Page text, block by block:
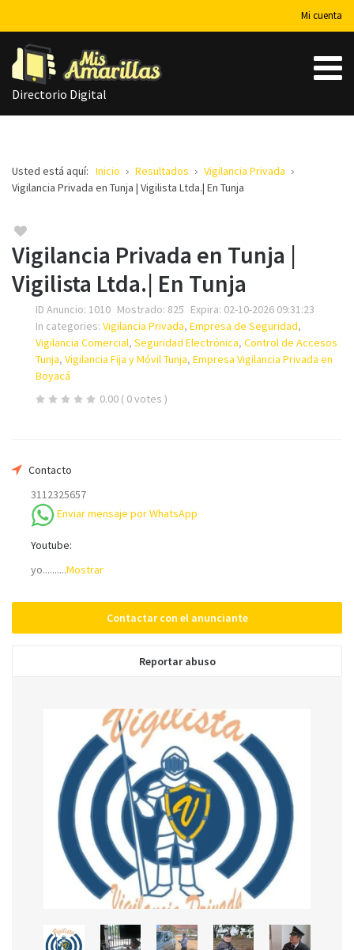
Mi cuenta
Directorio Digital
Usted está aquí: Inicio Resultados
Vigilancia Privada
Vigilancia Privada en Tunja | Vigilista Ltda.| En Tunja
Vigilancia Privada en Tunja |
Vigilista Ltda.| En Tunja
ID Anuncio: 1010 Mostrado: 825 Expira: 02-10-2026 09:31:23
In categories: Vigilancia Privada, Empresa de Seguridad,
Vigilancia Comercial, Seguridad Electrónica, Control de Accesos
Tunja, Vigilancia Fija y Móvil Tunja, Empresa Vigilancia Privada en
Boyacá
0.00 ( 0 votes )
Contacto
3112325657
Enviar mensaje por WhatsApp
Youtube:
yo..........Mostrar
Contactar con el anunciante
Reportar abuso
Su nombre
Teléfono *
Mensaje